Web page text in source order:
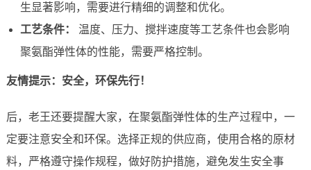
生显著影响，需要进行精细的调整和优化。
工艺条件：
温度、压力、搅拌速度等工艺条件也会影响
聚氨酯弹性体的性能，需要严格控制。
友情提示：安全，环保先行！
后，老王还要提醒大家，在聚氨酯弹性体的生产过程中，一
定要注意安全和环保。选择正规的供应商，使用合格的原材
料，严格遵守操作规程，做好防护措施，避免发生安全事